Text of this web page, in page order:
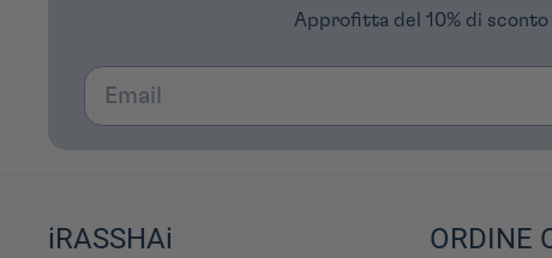
Approfitta del 10% di
Email
iRASSHAi ORDINE